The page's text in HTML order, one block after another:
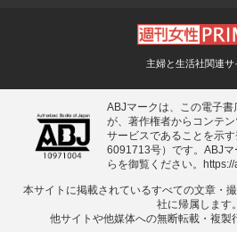
主婦と生活社関連サ
ABJマークは、この電子
が、著作権者からコンテ
サービスであることを示
6091713号）です。ABJ
らを御覧ください。
本サイトに掲載されているすべての⽂章・
社に帰属します。
他サイトや他媒体への無断転載・複製